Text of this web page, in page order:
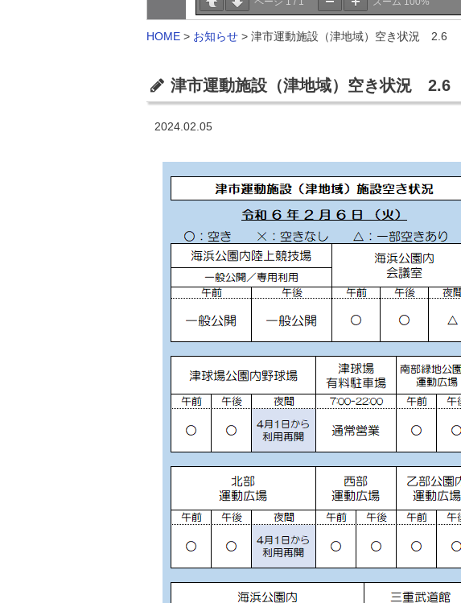
HOME > お知らせ > 津市運動施設（津地域）空き状況 2.6
津市運動施設（津地域）空き状況 2.6
2024.02.05